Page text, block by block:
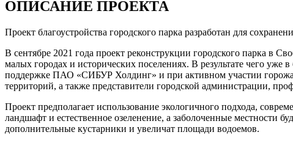
ОПИСАНИЕ ПРОЕКТА
Проект благоустройства городского парка разработан для
В сентябре 2021 года проект реконструкции городского парка в
малых городах и исторических поселениях. В результате чего
поддержке ПАО «СИБУР Холдинг» и при активном участии
территорий, а также представители городской администрации,
Проект предполагает использование экологичного подхода,
ландшафт и естественное озеленение, а заболоченные
дополнительные кустарники и увеличат площади водоемов.